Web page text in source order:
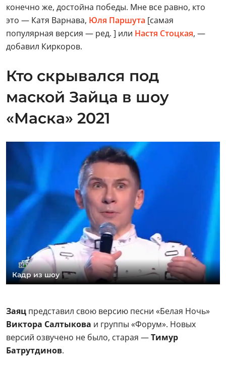
конечно же, достойна победы. Мне все равно, кто
это — Катя Варнава, Юля Паршута [самая
популярная версия — ред. ] или Настя Стоцкая, —
добавил Киркоров.
Кто скрывался под
маской Зайца в шоу
«Маска» 2021
Кадр из шоу
Заяц представил свою версию песни «Белая Ночь»
Виктора Салтыкова и группы «Форум». Новых
версий озвучено не было, старая —Тимур
Батрутдинов.